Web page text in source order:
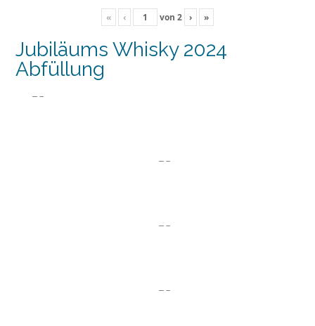
« ‹ von 2 › »
Jubiläums Whisky 2024
Abfüllung